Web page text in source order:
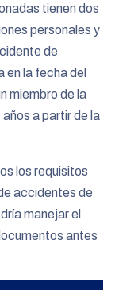
tienen dos
personales y
de
la fecha del
miembro de la
a partir de la
los requisitos
accidentes de
manejar el
antes